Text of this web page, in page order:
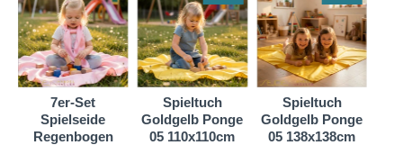
ätherisch. Handgefärbt in der EU mit ökologisch
unbedenklichen Farben, ist dieses Tuch ein
langlebiges Premium-Produkt für alle, die Wert auf
schadstofffreie Naturmaterialien legen.
7er-Set
Spielseide
Regenbogen
Spieltuch
Goldgelb Ponge
05 110x110cm
Spieltuch
Goldgelb Ponge
05 138x138cm